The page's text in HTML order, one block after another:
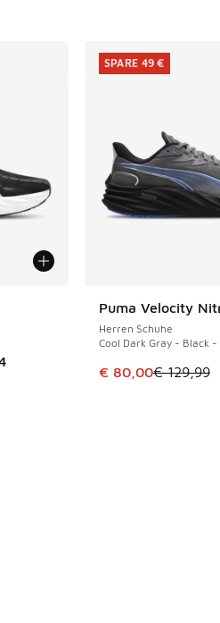
gefallen
Der Preis ist von € 129,99
Puma Velocity
Herren Schuhe
Cool Dark Gray - Black -
Dieser Artikel ist
€ 80,00€ 129,99
SPARE 49 €
SPARE 49 €